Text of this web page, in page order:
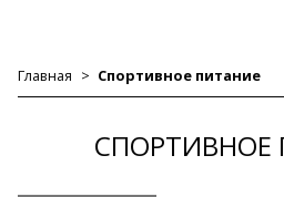
Главная Спортивное питание
СПОРТИВНОЕ